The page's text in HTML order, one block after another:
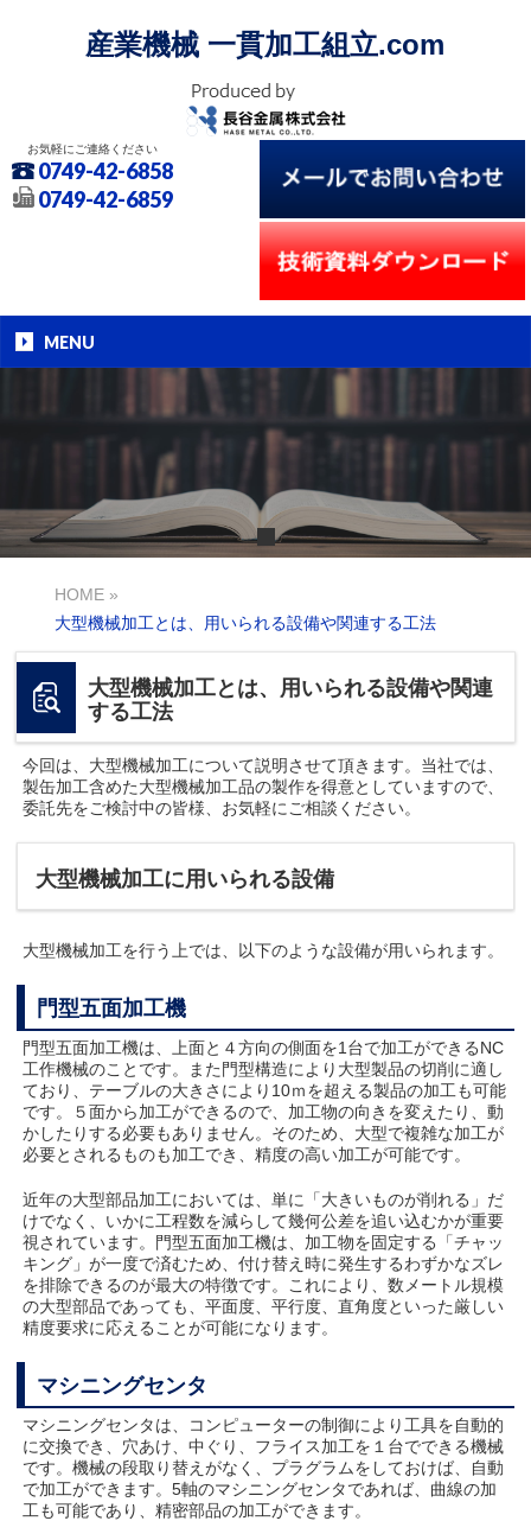
産業機械 一貫加工組立.com
お気軽にご連絡ください
0749-42-6858
0749-42-6859
MENU
HOME »
大型機械加工とは、用いられる設備や関連する工法
大型機械加工とは、用いられる設備や関連
する工法
今回は、大型機械加工について説明させて頂きます。当社では、
製缶加工含めた大型機械加工品の製作を得意としていますので、
委託先をご検討中の皆様、お気軽にご相談ください。
大型機械加工に用いられる設備
大型機械加工を行う上では、以下のような設備が用いられます。
門型五面加工機
門型五面加工機は、上面と４方向の側面を1台で加工ができるNC
工作機械のことです。また門型構造により大型製品の切削に適し
ており、テーブルの大きさにより10ｍを超える製品の加工も可能
です。５面から加工ができるので、加工物の向きを変えたり、動
かしたりする必要もありません。そのため、大型で複雑な加工が
必要とされるものも加工でき、精度の高い加工が可能です。
近年の大型部品加工においては、単に「大きいものが削れる」だ
けでなく、いかに工程数を減らして幾何公差を追い込むかが重要
視されています。門型五面加工機は、加工物を固定する「チャッ
キング」が一度で済むため、付け替え時に発生するわずかなズレ
を排除できるのが最大の特徴です。これにより、数メートル規模
の大型部品であっても、平面度、平行度、直角度といった厳しい
精度要求に応えることが可能になります。
マシニングセンタ
マシニングセンタは、コンピューターの制御により工具を自動的
に交換でき、穴あけ、中ぐり、フライス加工を１台でできる機械
です。機械の段取り替えがなく、プラグラムをしておけば、自動
で加工ができます。5軸のマシニングセンタであれば、曲線の加
工も可能であり、精密部品の加工ができます。